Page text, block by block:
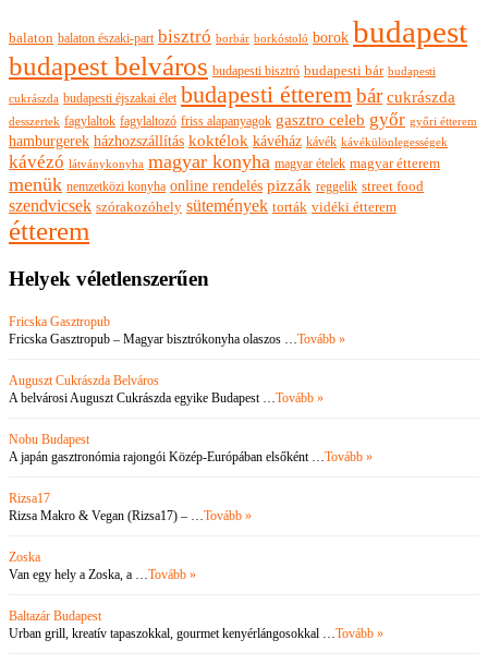
balaton balaton északi-part bisztró borbár borkóstoló borok budapest
budapest belváros budapesti bisztró budapesti bár budapesti
cukrászda budapesti éjszakai élet budapesti étterembár cukrászda
desszertek fagylaltok fagylaltozó friss alapanyagok gasztro celeb győr győri étterem
hamburgerek házhozszállítás koktélok kávéház kávék kávékülönlegességek
kávézó látványkonyha magyar konyha magyar ételek magyar étterem
menük nemzetközi konyha online rendelés pizzák reggelik street food
szendvicsek szórakozóhely sütemények torták vidéki étterem
étterem
Helyek véletlenszerűen
Fricska Gasztropub
Fricska Gasztropub – Magyar bisztrókonyha olaszos …Tovább »
Auguszt Cukrászda Belváros
A belvárosi Auguszt Cukrászda egyike Budapest …Tovább »
Nobu Budapest
A japán gasztronómia rajongói Közép-Európában elsőként …Tovább »
Rizsa17
Rizsa Makro & Vegan (Rizsa17) – …Tovább »
Zoska
Van egy hely a Zoska, a …Tovább »
Baltazár Budapest
Urban grill, kreatív tapaszokkal, gourmet kenyérlángosokkal …Tovább »